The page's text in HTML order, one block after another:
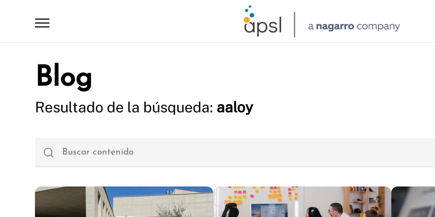
Blog
Resultado de la búsqueda: aaloy